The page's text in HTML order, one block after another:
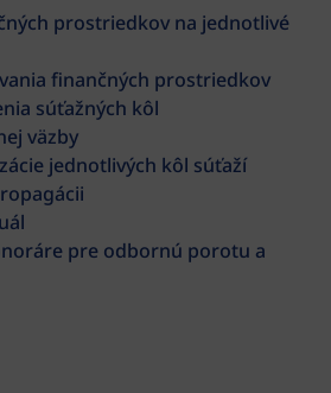
prostriedkov na jednotlivé
finančných prostriedkov
súťažných kôl
väzby
jednotlivých kôl súťaží
pre odbornú porotu a